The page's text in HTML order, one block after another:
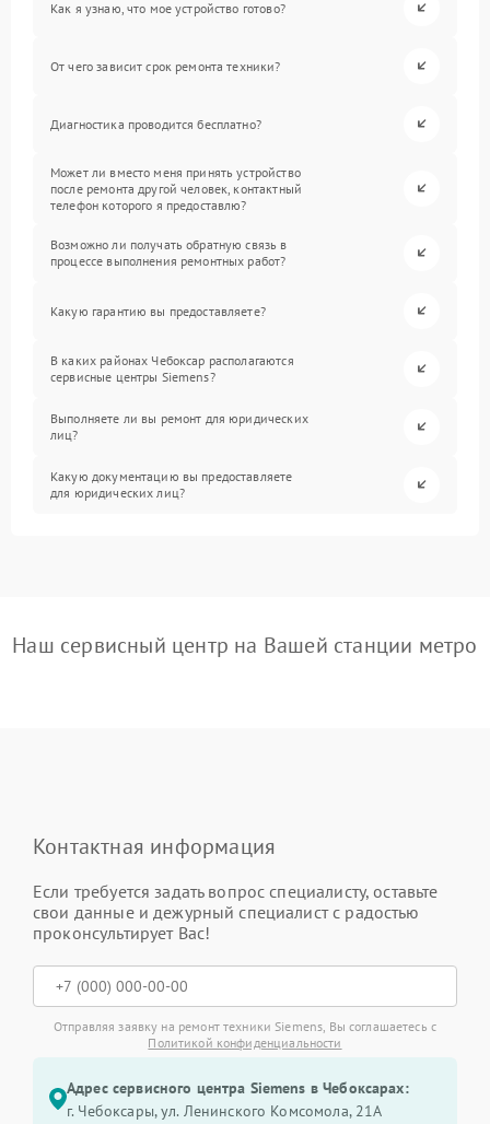
Как я узнаю, что мое устройство готово?
От чего зависит срок ремонта техники?
Диагностика проводится бесплатно?
Может ли вместо меня принять устройство
после ремонта другой человек, контактный
телефон которого я предоставлю?
Возможно ли получать обратную связь в
процессе выполнения ремонтных работ?
Какую гарантию вы предоставляете?
В каких районах Чебоксар располагаются
сервисные центры Siemens?
Выполняете ли вы ремонт для юридических
лиц?
Какую документацию вы предоставляете
для юридических лиц?
Наш сервисный центр на Вашей станции метро
Контактная информация
Если требуется задать вопрос специалисту, оставьте
свои данные и дежурный специалист с радостью
проконсультирует Вас!
Отправляя заявку на ремонт техники Siemens, Вы соглашаетесь с
Политикой конфиденциальности
Адрес сервисного центра Siemens в Чебоксарах:
г. Чебоксары, ул. Ленинского Комсомола, 21А